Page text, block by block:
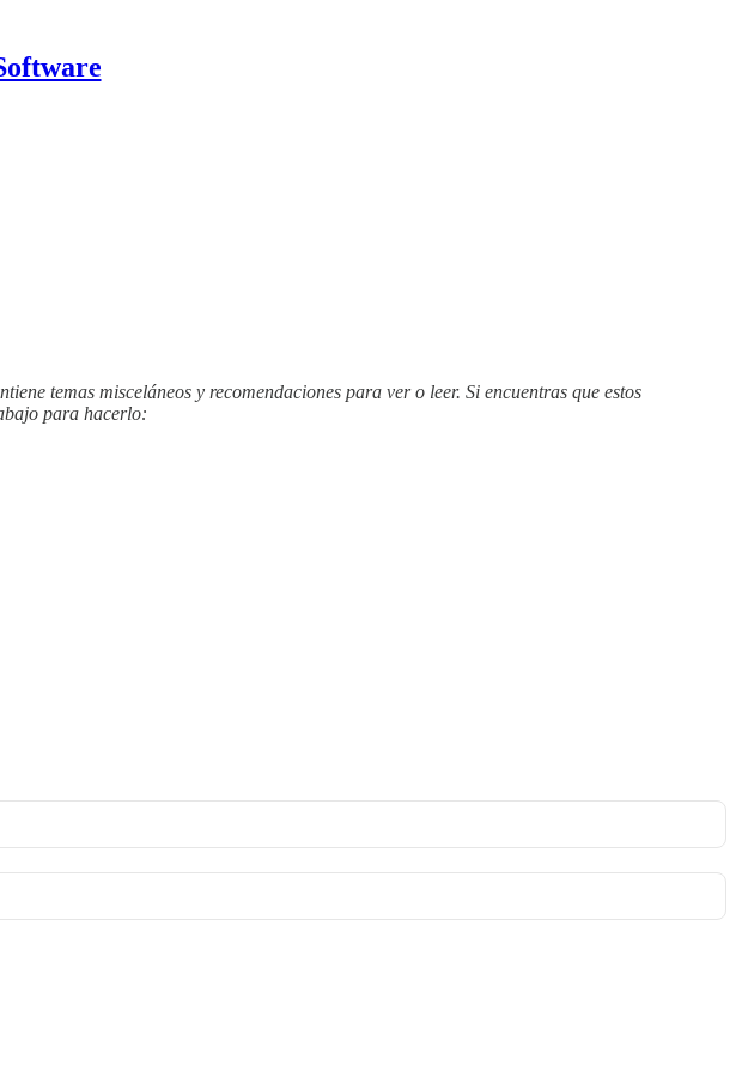
temas misceláneos y recomendaciones para ver o leer. Si encuentras que estos
para hacerlo: